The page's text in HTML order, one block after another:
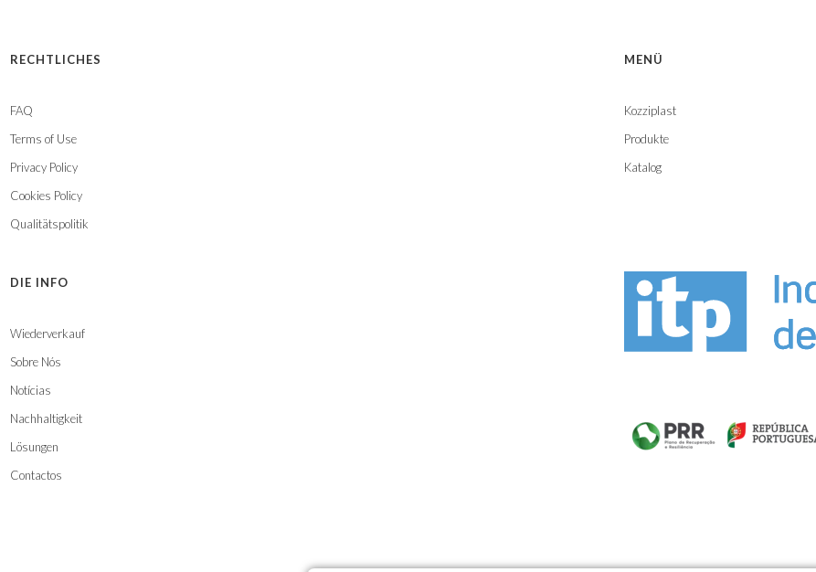
RECHTLICHES
FAQ
Terms of Use
Privacy Policy
Cookies Policy
Qualitätspolitik
MENÜ
Kozziplast
Produkte
Katalog
DIE INFO
Wiederverkauf
Sobre Nós
Notícias
Nachhaltigkeit
Lösungen
Contactos